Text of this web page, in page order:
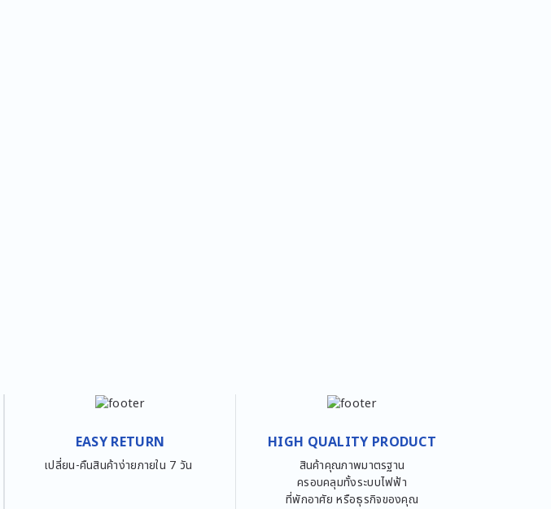
EASY RETURN
เปลี่ยน-คืนสินค้าง่ายภายใน 7 วัน
HIGH QUALITY PRODUCT
สินค้าคุณภาพมาตรฐาน
ครอบคลุมทั้งระบบไฟฟ้า
ที่พักอาศัย หรือธุรกิจของคุณ